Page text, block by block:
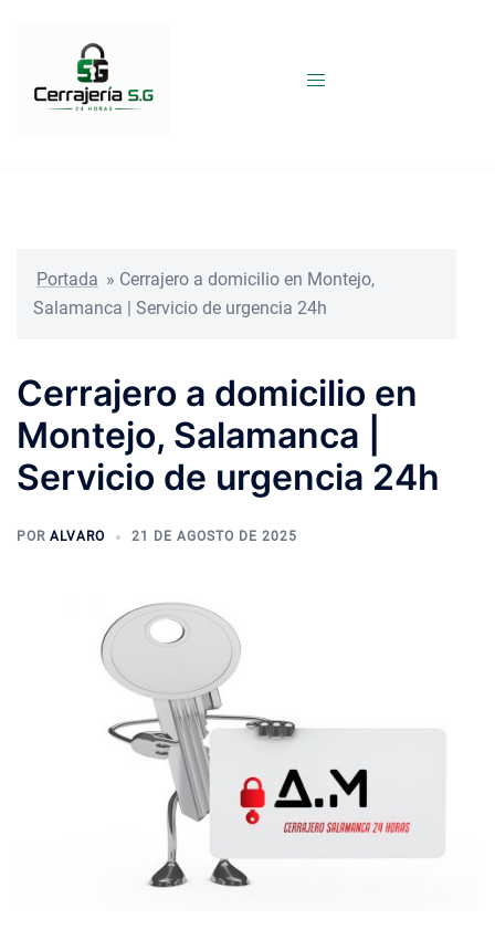
Portada » Cerrajero a domicilio en Montejo,
Salamanca | Servicio de urgencia 24h
Cerrajero a domicilio en
Montejo, Salamanca |
Servicio de urgencia 24h
POR ALVARO 21 DE AGOSTO DE 2025